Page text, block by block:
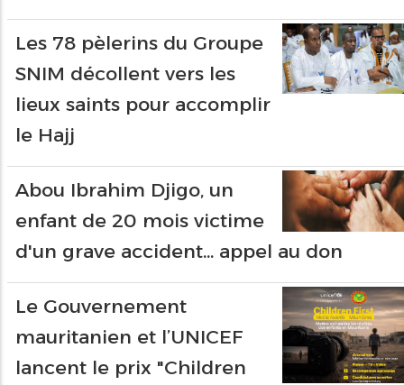
Les 78 pèlerins du Groupe
SNIM décollent vers les
lieux saints pour accomplir
le Hajj
Abou Ibrahim Djigo, un
enfant de 20 mois victime
d'un grave accident... appel au don
Le Gouvernement
mauritanien et l’UNICEF
lancent le prix "Children